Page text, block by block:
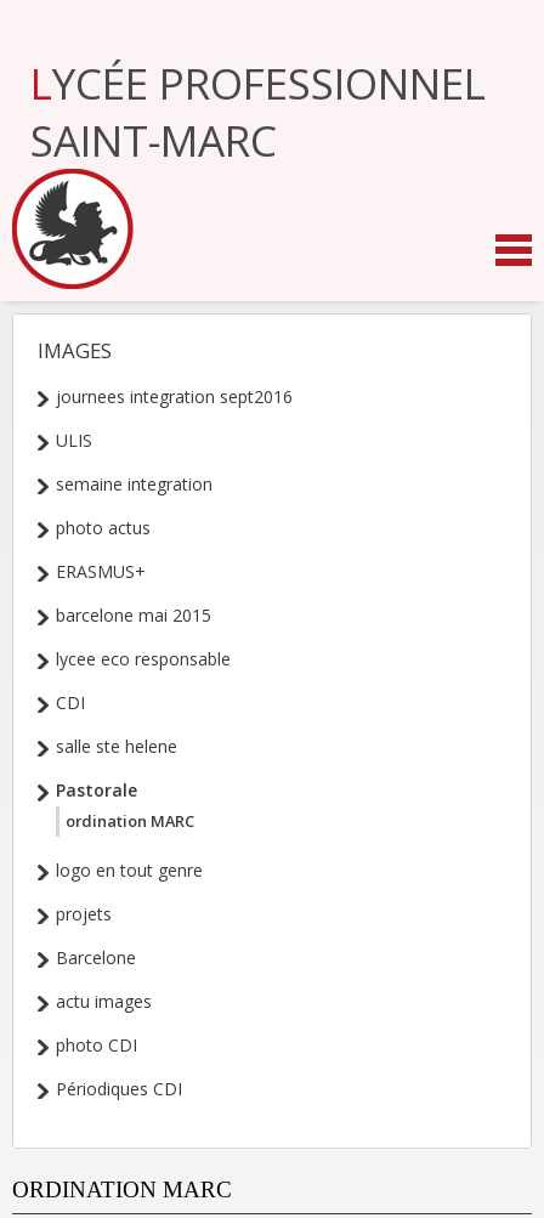
navigation
LYCÉE PROFESSIONNEL
SAINT-MARC
NAVIGATION
IMAGES
journees integration sept2016
ULIS
semaine integration
photo actus
ERASMUS+
barcelone mai 2015
lycee eco responsable
CDI
salle ste helene
Pastorale
ordination MARC
logo en tout genre
projets
Barcelone
actu images
photo CDI
Périodiques CDI
ORDINATION MARC